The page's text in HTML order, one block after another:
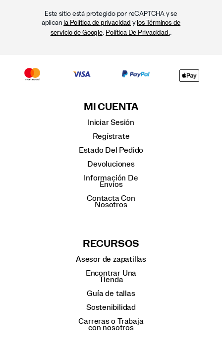
Este sitio está protegido por reCAPTCHA y se
aplican la Política de privacidad y los Términos de
servicio de Google. Política De Privacidad..
MI CUENTA
Iniciar Sesión
Regístrate
Estado Del Pedido
Devoluciones
Información De
Envíos
Contacta Con
Nosotros
RECURSOS
Asesor de zapatillas
Encontrar Una
Tienda
Guía de tallas
Sostenibilidad
Carreras o Trabaja
con nosotros